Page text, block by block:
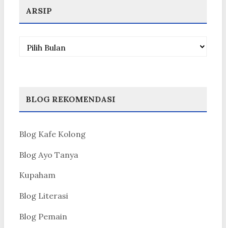
ARSIP
Arsip
BLOG REKOMENDASI
Blog Kafe Kolong
Blog Ayo Tanya
Kupaham
Blog Literasi
Blog Pemain